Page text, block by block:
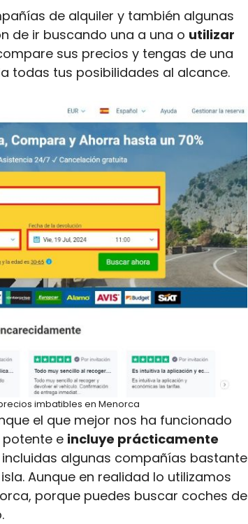
de alquiler y también algunas
de ir buscando una a una o utilizar
sus precios y tengas de una
todas tus posibilidades al alcance.
imbatibles en Menorca
el que mejor nos ha funcionado
potente e incluye prácticamente
incluidas algunas compañías bastante
Aunque en realidad lo utilizamos
porque puedes buscar coches de